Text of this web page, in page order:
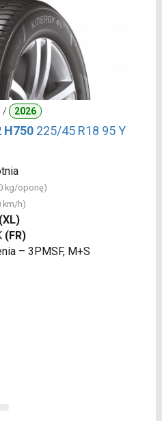
/ 2026
H750 225/45 R18 95 Y
kg/oponę)
km/h)
(XL)
(FR)
– 3PMSF, M+S